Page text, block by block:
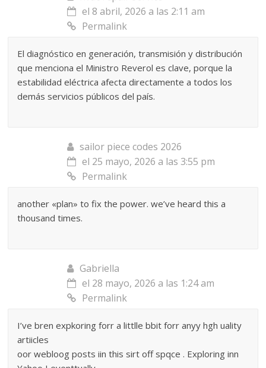
el 8 abril, 2026 a las 2:11 am
Permalink
El diagnóstico en generación, transmisión y distribución
que menciona el Ministro Reverol es clave, porque la
estabilidad eléctrica afecta directamente a todos los
demás servicios públicos del país.
sailor piece codes 2026
el 25 mayo, 2026 a las 3:55 pm
Permalink
another «plan» to fix the power. we’ve heard this a
thousand times.
Gabriella
el 28 mayo, 2026 a las 1:24 am
Permalink
I’ve bren expkoring forr a littlle bbit forr anyy hgh uality
artiicles
oor webloog posts iin this sirt off spqce . Exploring inn